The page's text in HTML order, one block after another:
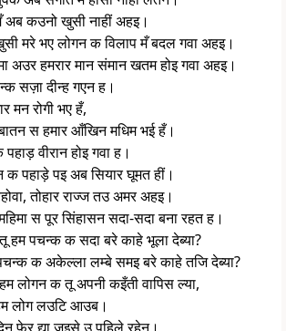
अब कउनो खुसी नाहीं अहइ।
मरे भए लोगन क विलाप मँ बदल गवा अहइ।
अउर हमरार मान संमान खतम होइ गवा अहइ।
सज़ा दीन्ह गएन ह।
मन रोगी भए हँ,
स हमार आँखिन मधिम भई हँ।
वीरान होइ गवा ह।
क पहाड़े पइ अब सियार घूमत हीं।
तोहार राज्ज तउ अमर अहइ।
स पूर सिंहासन सदा-सदा बना रहत ह।
हम पचन्क क सदा बरे काहे भूला देब्या?
क अकेल्ला लम्बे समइ बरे काहे तजि देब्या?
लोगन क तू अपनी कइँती वापिस ल्या,
लोग लउटि आउब।